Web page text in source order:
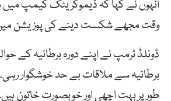
انہوں نے کہا کہ ڈیموکریٹک کیمپ
وقت مجھے شکست دینے کی پوزیشن
ڈونلڈ ٹرمپ نے اپنے دورہ برطانیہ کے
برطانیہ سے ملاقات بے حد خوشگوار رہی،
طور پر بہت اچھی اور خوبصورت خاتون